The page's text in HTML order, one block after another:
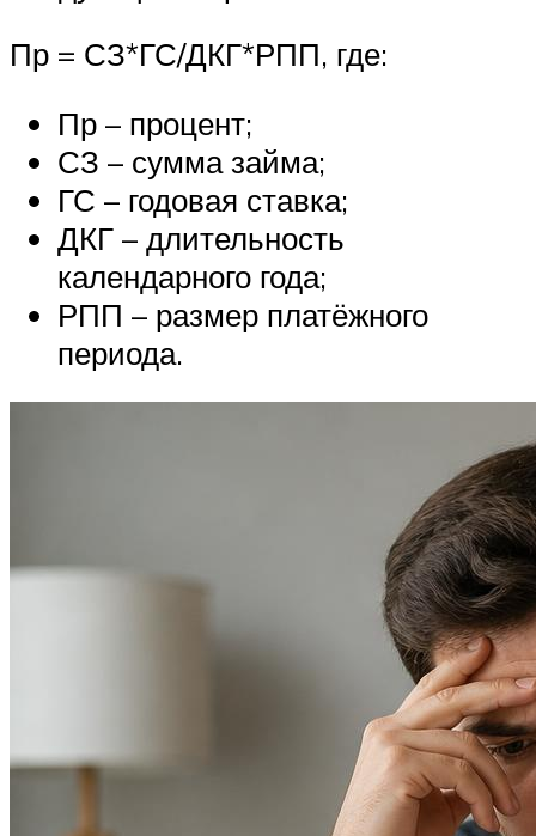
Пр = СЗ*ГС/ДКГ*РПП, где:
Пр – процент;
СЗ – сумма займа;
ГС – годовая ставка;
ДКГ – длительность
календарного года;
РПП – размер платёжного
периода.